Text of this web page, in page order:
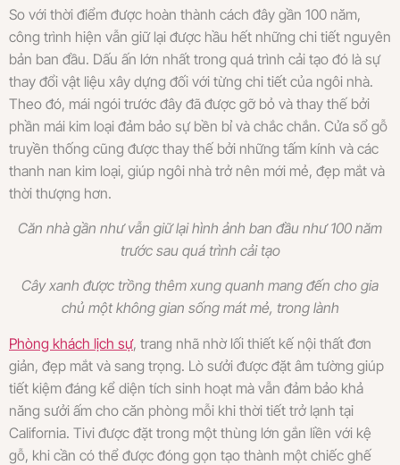
So với thời điểm được hoàn thành cách đây gần 100 năm,
công trình hiện vẫn giữ lại được hầu hết những chi tiết nguyên
bản ban đầu. Dấu ấn lớn nhất trong quá trình cải tạo đó là sự
thay đổi vật liệu xây dựng đối với từng chi tiết của ngôi nhà.
Theo đó, mái ngói trước đây đã được gỡ bỏ và thay thế bởi
phần mái kim loại đảm bảo sự bền bỉ và chắc chắn. Cửa sổ gỗ
truyền thống cũng được thay thế bởi những tấm kính và các
thanh nan kim loại, giúp ngôi nhà trở nên mới mẻ, đẹp mắt và
thời thượng hơn.
Căn nhà gần như vẫn giữ lại hình ảnh ban đầu như 100 năm
trước sau quá trình cải tạo
Cây xanh được trồng thêm xung quanh mang đến cho gia
chủ một không gian sống mát mẻ, trong lành
Phòng khách lịch sự, trang nhã nhờ lối thiết kế nội thất đơn
giản, đẹp mắt và sang trọng. Lò sưởi được đặt âm tường giúp
tiết kiệm đáng kể diện tích sinh hoạt mà vẫn đảm bảo khả
năng sưởi ấm cho căn phòng mỗi khi thời tiết trở lạnh tại
California. Tivi được đặt trong một thùng lớn gắn liền với kệ
gỗ, khi cần có thể được đóng gọn tạo thành một chiếc ghế